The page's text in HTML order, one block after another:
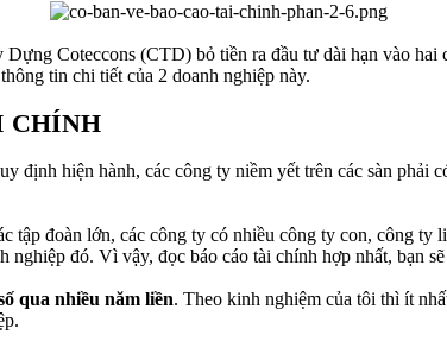
Dựng Coteccons (CTD) bỏ tiền ra đầu tư dài hạn vào
tin chi tiết của 2 doanh nghiệp này.
CHÍNH
định hiện hành, các công ty niềm yết trên các sàn phải
tập đoàn lớn, các công ty có nhiều công ty con, công ty
nghiệp đó. Vì vậy, đọc báo cáo tài chính hợp nhất, bạn
qua nhiều năm liền. Theo kinh nghiệm của tôi thì ít